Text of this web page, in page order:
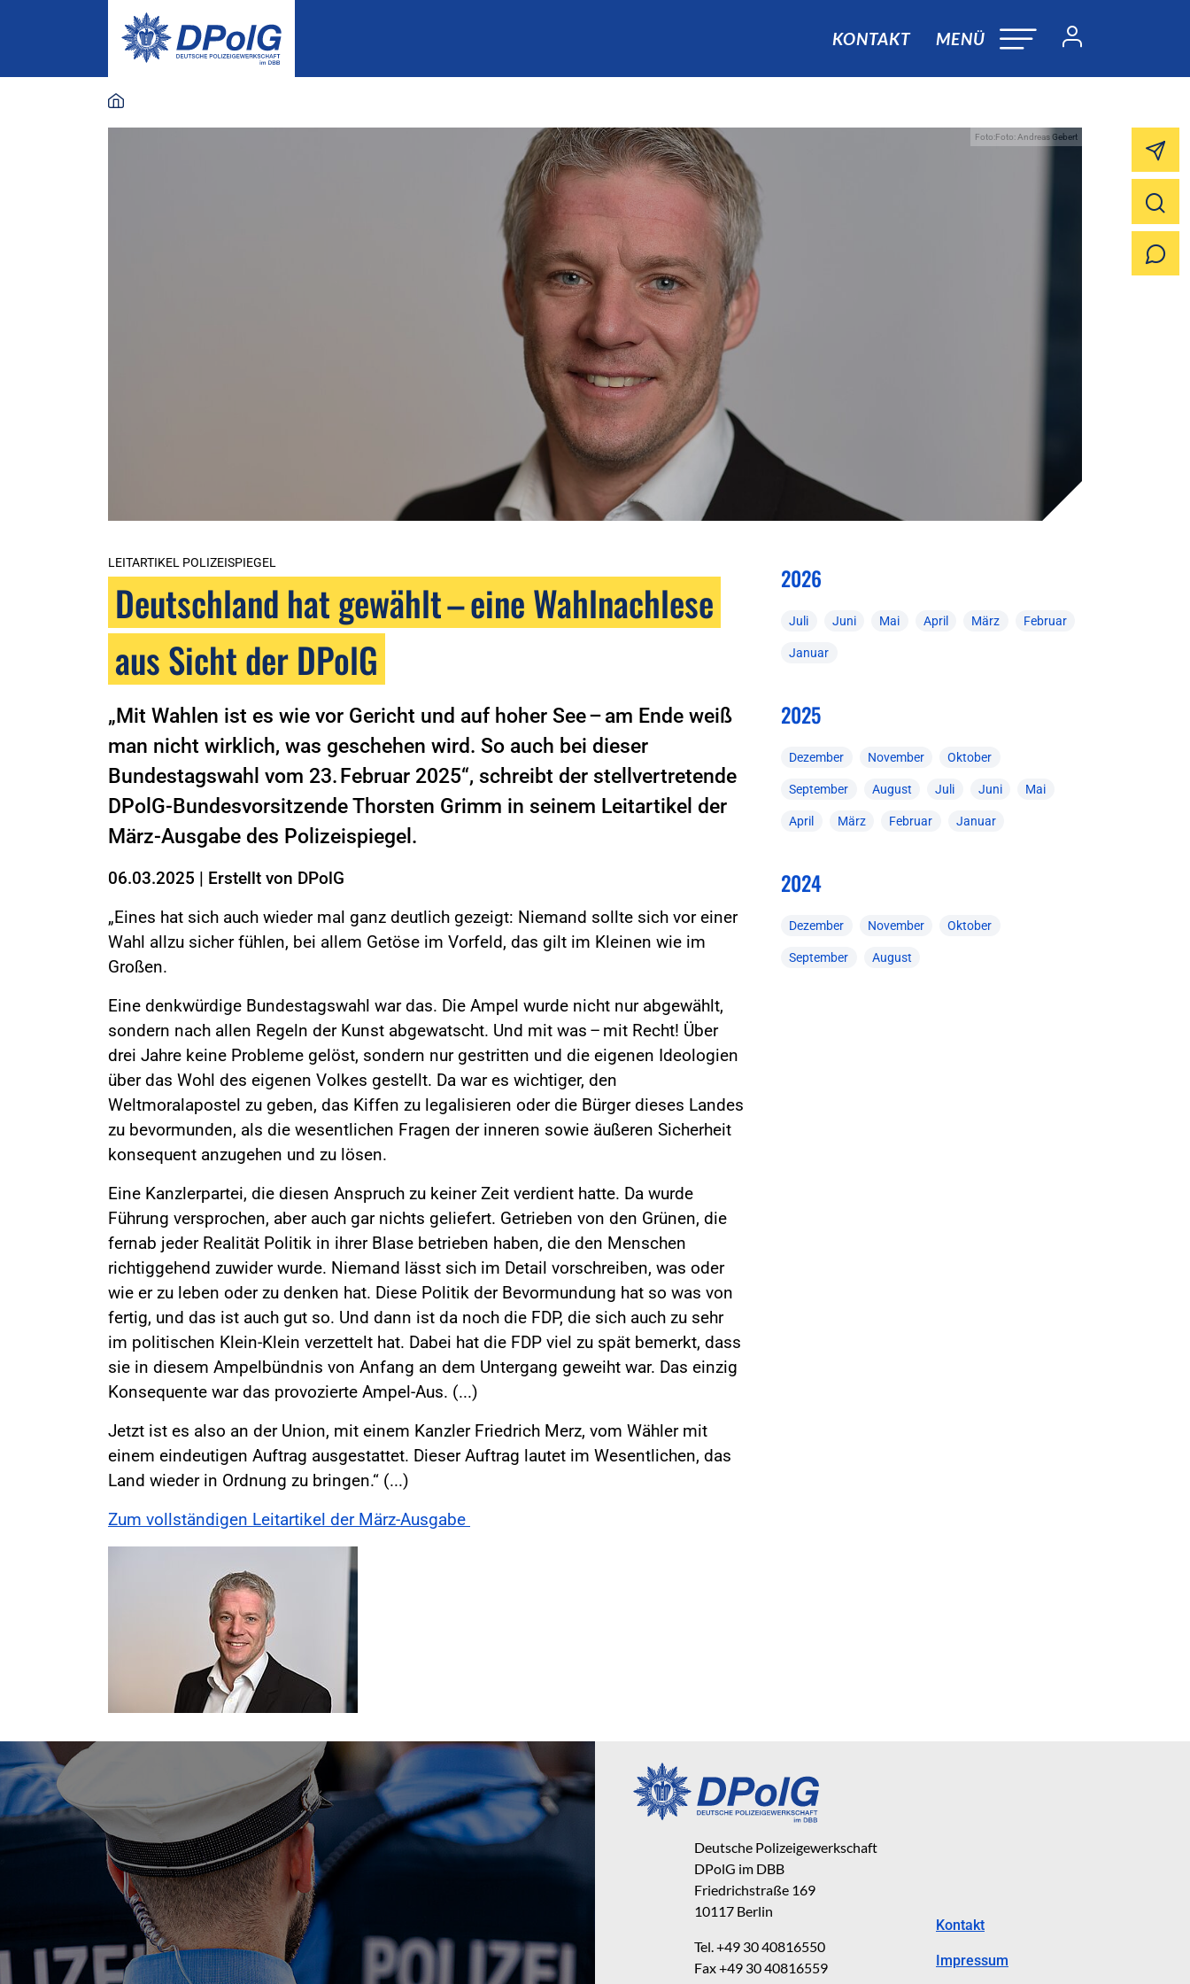
KONTAKT MENÜ
Foto:Foto: Andreas Gebert
LEITARTIKEL POLIZEISPIEGEL
Deutschland hat gewählt – eine Wahlnachlese
aus Sicht der DPolG
„Mit Wahlen ist es wie vor Gericht und auf hoher See – am Ende weiß
man nicht wirklich, was geschehen wird. So auch bei dieser
Bundestagswahl vom 23. Februar 2025“, schreibt der stellvertretende
DPolG-Bundesvorsitzende Thorsten Grimm in seinem Leitartikel der
März-Ausgabe des Polizeispiegel.
06.03.2025 | Erstellt von DPolG
„Eines hat sich auch wieder mal ganz deutlich gezeigt: Niemand sollte sich vor einer
Wahl allzu ­sicher fühlen, bei allem Getöse im Vorfeld, das gilt im Kleinen wie im
Großen.
Eine denkwürdige Bundestagswahl war das. Die Ampel wurde nicht nur abgewählt,
sondern nach allen Regeln der Kunst abgewatscht. Und mit was – mit Recht! Über
drei Jahre keine Probleme gelöst, sondern nur gestritten und die eigenen Ideologien
über das Wohl des eigenen Volkes gestellt. Da war es wichtiger, den
Weltmoralapostel zu geben, das Kiffen zu legalisieren oder die Bürger dieses Landes
zu bevormunden, als die wesentlichen Fragen der inneren sowie äußeren Sicherheit
konsequent anzu­gehen und zu lösen.
Eine Kanzlerpartei, die diesen Anspruch zu keiner Zeit verdient hatte. Da wurde
Führung versprochen, aber auch gar nichts geliefert. Getrieben von den Grünen, die
fernab jeder Realität Politik in ihrer Blase betrieben haben, die den Menschen
richtiggehend zuwider wurde. Niemand lässt sich im Detail vorschreiben, was oder
wie er zu leben oder zu denken hat. Diese Politik der Bevormundung hat so was von
fertig, und das ist auch gut so. Und dann ist da noch die FDP, die sich auch zu sehr
im politischen Klein-Klein verzettelt hat. Dabei hat die FDP viel zu spät bemerkt, dass
sie in diesem Ampelbündnis von Anfang an dem Untergang geweiht war. Das einzig
Konsequente war das provozierte Ampel-Aus. (...)
Jetzt ist es also an der Union, mit einem Kanzler Friedrich Merz, vom Wähler mit
einem eindeutigen Auftrag ausgestattet. Dieser Auftrag lautet im Wesentlichen, das
Land wieder in Ordnung zu bringen.“ (...)
Zum vollständigen Leitartikel der März-Ausgabe
2026
Juli Juni Mai April März Februar
Januar
2025
Dezember November Oktober
September August Juli Juni Mai
April März Februar Januar
2024
Dezember November Oktober
September August
Deutsche Polizeigewerkschaft
DPolG im DBB
Friedrichstraße 169
10117 Berlin
Tel. +49 30 40816550
Fax +49 30 40816559
Kontakt
Impressum